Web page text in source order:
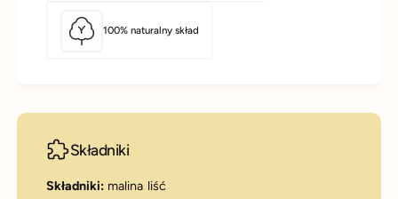
100% naturalny skład
Składniki
Składniki: malina liść